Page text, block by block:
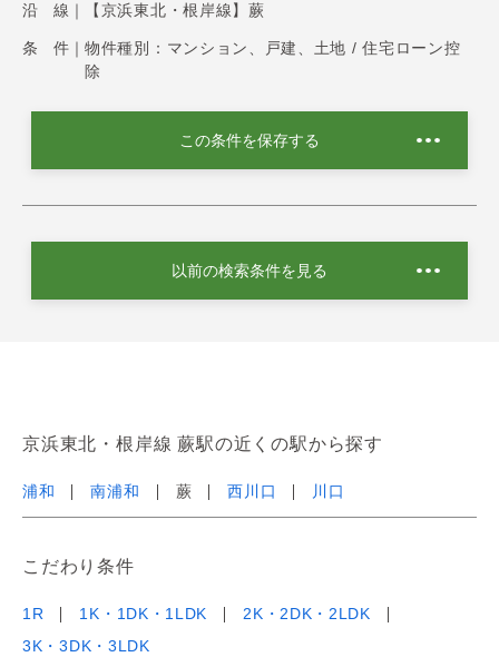
沿 線｜ 【京浜東北・根岸線】蕨
条 件｜ 物件種別：マンション、戸建、土地 / 住宅ローン控
除
この条件を保存する
以前の検索条件を見る
京浜東北・根岸線 蕨駅の近くの駅から探す
浦和 南浦和 蕨 西川口 川口
こだわり条件
1R 1K・1DK・1LDK
2K・2DK・2LDK
3K・3DK・3LDK